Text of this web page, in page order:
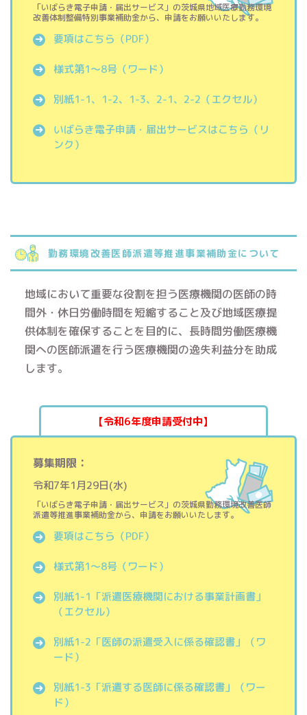
「いばらき電子申請・届出サービス」の茨城県地域医療勤務環境
改善体制整備特別事業補助金から、申請をお願いいたします。
要項はこちら（PDF）
様式第1～8号（ワード）
別紙1-1、1-2、1-3、2-1、2-2（エクセル）
いばらき電子申請・届出サービスはこちら（リ
ンク）
勤務環境改善医師派遣等推進事業補助金について
地域において重要な役割を担う医療機関の医師の時
間外・休日労働時間を短縮すること及び地域医療提
供体制を確保することを目的に、長時間労働医療機
関への医師派遣を行う医療機関の逸失利益分を助成
します。
【令和6年度申請受付中】
募集期限：
令和7年1月29日(水)
「いばらき電子申請・届出サービス」の茨城県勤務環境改善医師
派遣等推進事業補助金から、申請をお願いいたします。
要項はこちら（PDF）
様式第1～8号（ワード）
別紙1-1「派遣医療機関における事業計画書」
（エクセル）
別紙1-2「医師の派遣受入に係る確認書」（ワ
ード）
別紙1-3「派遣する医師に係る確認書」（ワー
ド）